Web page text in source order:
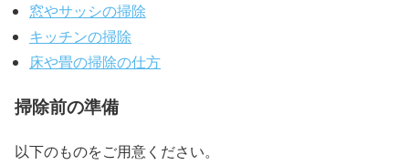
窓やサッシの掃除
キッチンの掃除
床や畳の掃除の仕方
掃除前の準備
以下のものをご用意ください。